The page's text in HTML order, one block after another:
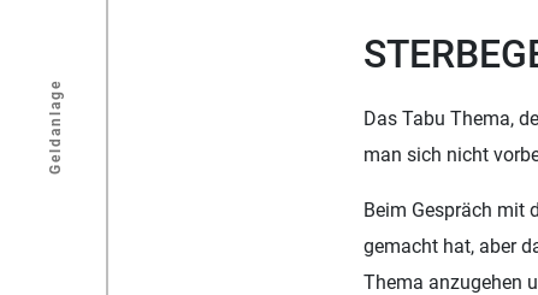
Geldanlage
Das Tabu Thema,
man sich nicht
Beim Gespräch mit
gemacht hat, aber
Thema anzugehen